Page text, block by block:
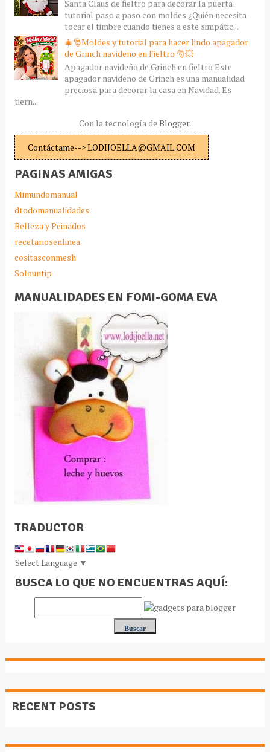
Santa Claus de fieltro para decorar la puerta:
tutorial paso a paso con moldes ¿Quién necesita
tocar el timbre cuando tienes a este simpátic...
🎄🎅Moldes y tutorial para hacer lindo apagador
de Grinch navideño en Fieltro 🎅💥
Apagador navideño de Grinch en fieltro Este
apagador navideño de Grinch es una manualidad
preciosa para decorar la casa en Navidad. Es
tiern...
Con la tecnología de Blogger.
Contáctame--> LODIJOELLA@GMAIL.COM
PAGINAS AMIGAS
Mimundomanual
dtodomanualidades
Belleza y Peinados
recetariosenlinea
cositasconmesh
Solountip
MANUALIDADES EN FOMI-GOMA EVA
TRADUCTOR
Select Language ▼
BUSCA LO QUE NO ENCUENTRAS AQUÍ:
RECENT POSTS